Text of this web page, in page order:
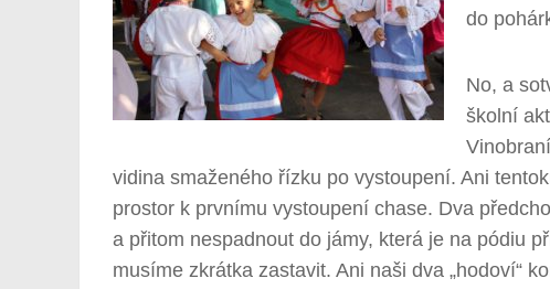
do
No, a
školní
vidina smaženého řízku po vystoupení. Ani
prostor k prvnímu vystoupení chase. Dva
a přitom nespadnout do jámy, která je na pódiu
musíme zkrátka zastavit. Ani naši dva „hodoví“